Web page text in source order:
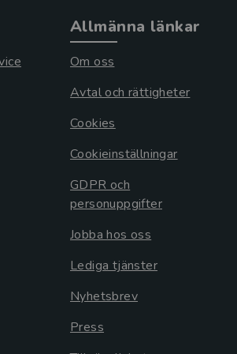
Allmänna länkar
Om oss
Avtal och rättigheter
Cookies
Cookieinställningar
GDPR och
personuppgifter
Jobba hos oss
Lediga tjänster
Nyhetsbrev
Press